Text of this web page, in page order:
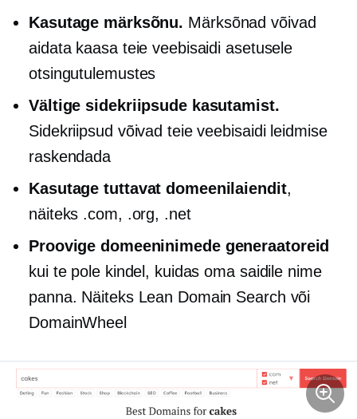
Kasutage märksõnu. Märksõnad võivad
aidata kaasa teie veebisaidi asetusele
otsingutulemustes
Vältige sidekriipsude kasutamist.
Sidekriipsud võivad teie veebisaidi leidmise
raskendada
Kasutage tuttavat domeenilaiendit,
näiteks .com, .org, .net
Proovige domeeninimede generaatoreid
kui te pole kindel, kuidas oma saidile nime
panna. Näiteks Lean Domain Search või
DomainWheel